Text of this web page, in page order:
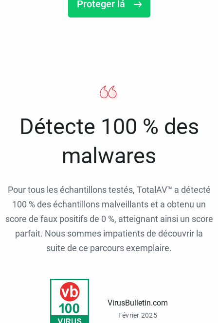
Proteger lá
Détecte 100 % des
malwares
Pour tous les échantillons testés, TotalAV™ a détecté
100 % des échantillons malveillants et a obtenu un
score de faux positifs de 0 %, atteignant ainsi un score
parfait. Nous sommes impatients de découvrir la
suite de ce parcours exemplaire.
VirusBulletin.com
Février 2025